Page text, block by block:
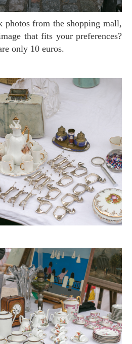
that fits your preferences?
only 10 euros.